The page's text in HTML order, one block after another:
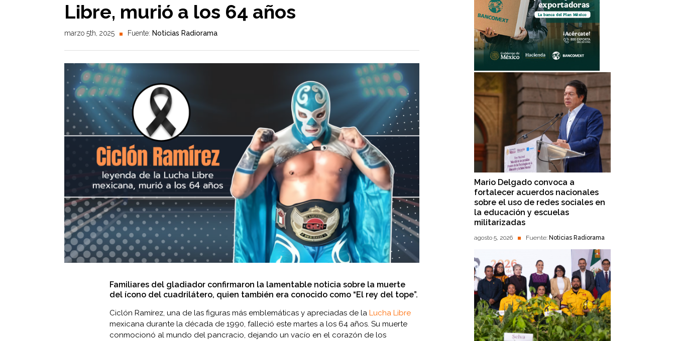
Libre, murió a los 64 años
marzo 5th, 2025 Fuente: Noticias Radiorama
Familiares del gladiador confirmaron la lamentable noticia sobre la muerte
del ícono del cuadrilátero, quien también era conocido como “El rey del tope”.
Ciclón Ramírez, una de las figuras más emblemáticas y apreciadas de la Lucha Libre
mexicana durante la década de 1990, falleció este martes a los 64 años. Su muerte
conmocionó al mundo del pancracio, dejando un vacío en el corazón de los
Mario Delgado convoca a
fortalecer acuerdos nacionales
sobre el uso de redes sociales en
la educación y escuelas
militarizadas
agosto 5, 2026 Fuente: Noticias Radiorama